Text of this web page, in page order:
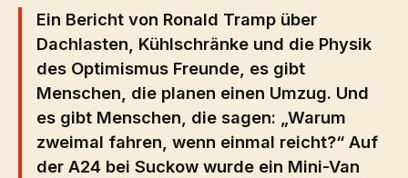
Ein Bericht von Ronald Tramp über
Dachlasten, Kühlschränke und die Physik
des Optimismus Freunde, es gibt
Menschen, die planen einen Umzug. Und
es gibt Menschen, die sagen: „Warum
zweimal fahren, wenn einmal reicht?“ Auf
der A24 bei Suckow wurde ein Mini-Van